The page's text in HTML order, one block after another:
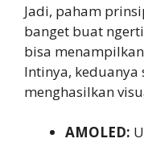
Jadi, paham
banget buat
bisa
Intinya,
menghasilkan
AMOLED: